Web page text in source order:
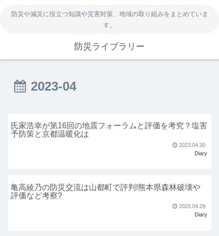
防災や減災に役立つ知識や災害対策、地域の取り組みをまとめていま
す。
防災ライブラリー
2023-04
氏家浩幸が第16回の地震フォーラムと評価を考究？塩害
予防策と京都温暖化は
2023.04.30
Diary
亀高綾乃の防災交流は山都町で評判!熊本県森林破壊や
評価など考察?
2023.04.29
Diary